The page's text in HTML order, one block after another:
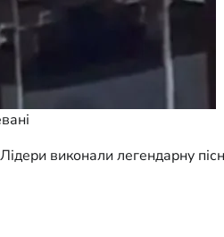
виконали легендарну